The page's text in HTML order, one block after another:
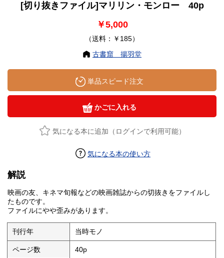
[切り抜きファイル]マリリン・モンロー 40p
￥5,000
（送料：￥185）
古書窟 揚羽堂
単品スピード注文
かごに入れる
気になる本に追加（ログインで利用可能）
気になる本の使い方
解説
映画の友、キネマ旬報などの映画雑誌からの切抜きをファイルし
たものです。
ファイルにやや歪みがあります。
刊行年 当時モノ
ページ数 40p